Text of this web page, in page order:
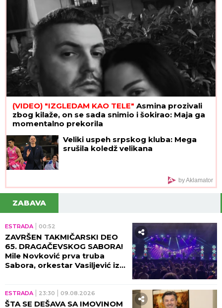
(VIDEO) "IZGLEDAM KAO TELE" Asmina prozivali
zbog kilaže, on se sada snimio i šokirao: Maja ga
momentalno prekorila
Veliki uspeh srpskog kluba: Mega
srušila koledž velikana
by Aklamator
ZABAVA
ESTRADA 00:52
ZAVRŠEN TAKMIČARSKI DEO
65. DRAGAČEVSKOG SABORA!
Mile Novković prva truba
Sabora, orkestar Vasiljević iz
ESTRADA 23:30 09.08.2026
ŠTA SE DEŠAVA SA IMOVINOM